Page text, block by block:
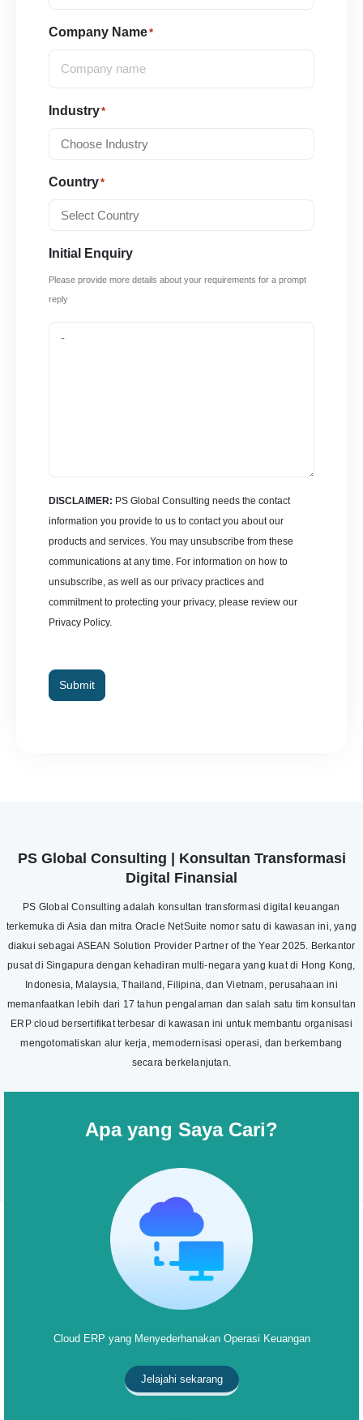
Company Name*
Industry*
Country*
Initial Enquiry
Please provide more details about your requirements for a prompt
reply
DISCLAIMER: PS Global Consulting needs the contact
information you provide to us to contact you about our
products and services. You may unsubscribe from these
communications at any time. For information on how to
unsubscribe, as well as our privacy practices and
commitment to protecting your privacy, please review our
Privacy Policy.
Submit
PS Global Consulting | Konsultan Transformasi
Digital Finansial
PS Global Consulting adalah konsultan transformasi digital keuangan
terkemuka di Asia dan mitra Oracle NetSuite nomor satu di kawasan ini, yang
diakui sebagai ASEAN Solution Provider Partner of the Year 2025. Berkantor
pusat di Singapura dengan kehadiran multi-negara yang kuat di Hong Kong,
Indonesia, Malaysia, Thailand, Filipina, dan Vietnam, perusahaan ini
memanfaatkan lebih dari 17 tahun pengalaman dan salah satu tim konsultan
ERP cloud bersertifikat terbesar di kawasan ini untuk membantu organisasi
mengotomatiskan alur kerja, memodernisasi operasi, dan berkembang
secara berkelanjutan.
Apa yang Saya Cari?
Cloud ERP yang Menyederhanakan Operasi Keuangan
Jelajahi sekarang